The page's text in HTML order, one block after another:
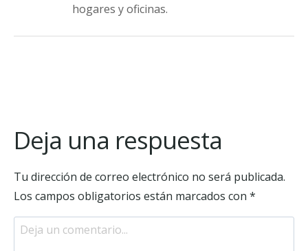
hogares y oficinas.
Deja una respuesta
Tu dirección de correo electrónico no será publicada.
Los campos obligatorios están marcados con *